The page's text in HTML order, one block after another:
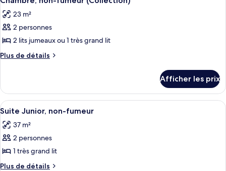
toutes
les
photos
pour
ce
chambre :
Chambre,
non-
fumeur
(Collection)
23 m²
2 personnes
2 lits jumeaux ou 1 très grand lit
Plus de détails
Plus
Chambre,
non-
fumeur
Afficher les prix
Afficher
toutes
les
photos
pour
ce
Une chambre d’hôtel avec un
18
Suite Junior, non-fumeur
37 m²
2 personnes
1 très grand lit
Plus de détails
Plus